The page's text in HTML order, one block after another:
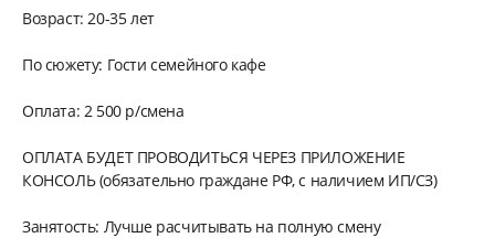
Возраст: 20-35 лет
По сюжету: Гости семейного кафе
Оплата: 2 500 р/смена
ОПЛАТА БУДЕТ ПРОВОДИТЬСЯ ЧЕРЕЗ ПРИЛОЖЕНИЕ
КОНСОЛЬ (обязательно граждане РФ, с наличием ИП/СЗ)
Занятость: Лучше расчитывать на полную смену